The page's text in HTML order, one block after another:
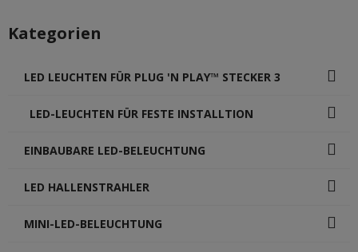
Kategorien
LED LEUCHTEN FÜR PLUG 'N PLAY™ STECKER 3
LED-LEUCHTEN FÜR FESTE INSTALLTION
EINBAUBARE LED-BELEUCHTUNG
LED HALLENSTRAHLER
MINI-LED-BELEUCHTUNG